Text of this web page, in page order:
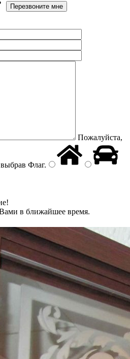
Пожалуйста,
Флаг.
в ближайшее время.